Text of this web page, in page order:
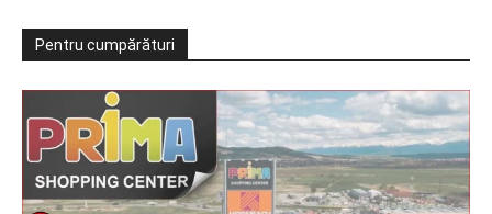
Pentru cumpărături